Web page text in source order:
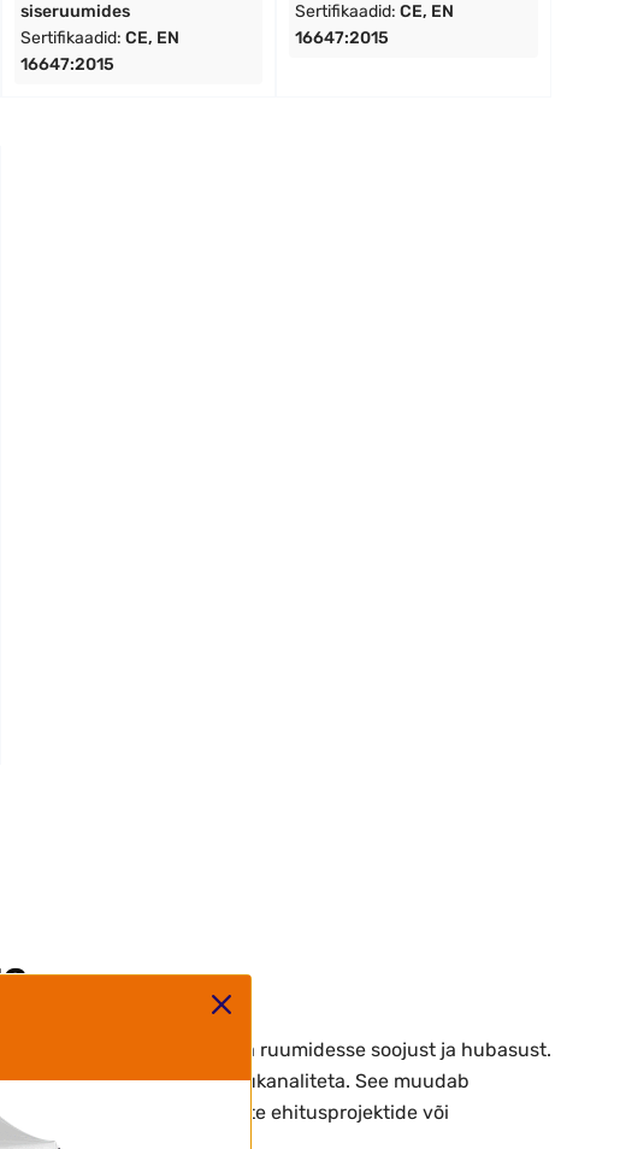
siseruumides
Sertifikaadid: CE, EN
16647:2015
Sertifikaadid:CE, EN
16647:2015
kes soovivad lisada oma ruumidesse soojust ja hubasust.
ventilatsiooni või suitsukanaliteta. See muudab
tule soojust ilma suurte ehitusprojektide või